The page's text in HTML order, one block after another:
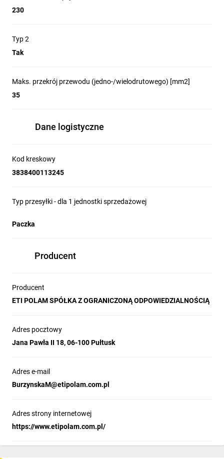
230
Typ 2
Tak
Maks. przekrój przewodu (jedno-/wielodrutowego) [mm2]
35
Dane logistyczne
Kod kreskowy
3838400113245
Typ przesyłki - dla 1 jednostki sprzedażowej
Paczka
Producent
Producent
ETI POLAM SPÓŁKA Z OGRANICZONĄ ODPOWIEDZIALNOŚCIĄ
Adres pocztowy
Jana Pawła II 18, 06-100 Pułtusk
Adres e-mail
BurzynskaM@etipolam.com.pl
Adres strony internetowej
https://www.etipolam.com.pl/